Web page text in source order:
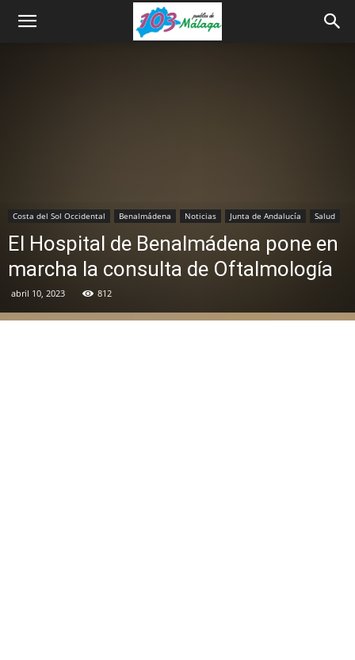
Costa del Sol Occidental Benalmádena Noticias Junta de Andalucía Salud
El Hospital de Benalmádena pone en
marcha la consulta de Oftalmología
abril 10, 2023 812